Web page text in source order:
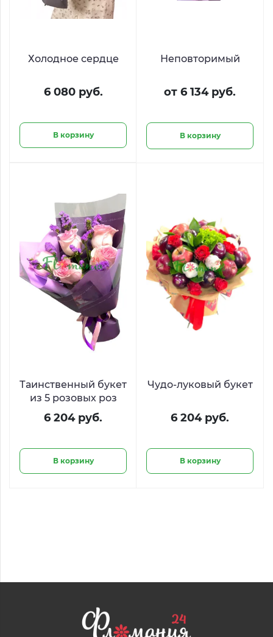
Холодное сердце
6 080 руб.
В корзину
Неповторимый
от 6 134 руб.
В корзину
Таинственный букет
из 5 розовых роз
6 204 руб.
В корзину
Чудо-луковый букет
6 204 руб.
В корзину